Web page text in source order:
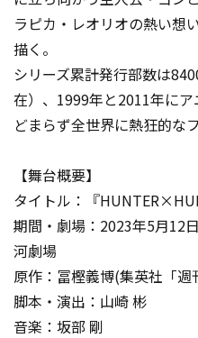
ラピカ・レオリオの熱い想
描く。
シリーズ累計発行部数は
在）、1999年と2011年に
どまらず全世界に熱狂的な
【舞台概要】
タイトル：『
期間・劇場：2023年5月12
河劇場
原作：冨樫義博(集英社「
脚本・演出：山崎 彬
音楽：坂部 剛